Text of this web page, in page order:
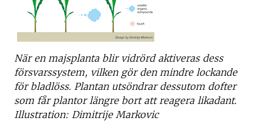
När en majsplanta blir vidrörd aktiveras dess
försvarssystem, vilken gör den mindre lockande
för bladlöss. Plantan utsöndrar dessutom dofter
som får plantor längre bort att reagera likadant.
Illustration: Dimitrije Markovic